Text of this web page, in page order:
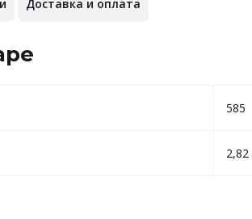
Доставка и оплата
585
2,82